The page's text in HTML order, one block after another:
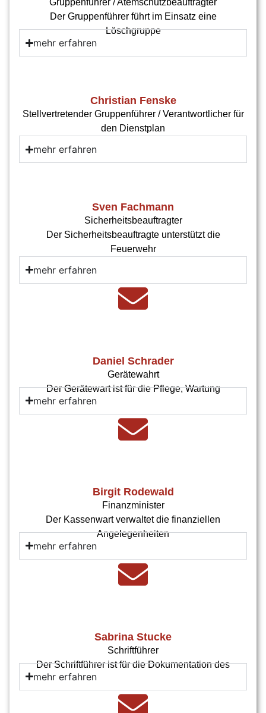
Gruppenführer / Atemschutzbeauftragter
Der Gruppenführer führt im Einsatz eine
Löschgruppe
mehr erfahren
Christian Fenske
Stellvertretender Gruppenführer / Verantwortlicher für
den Dienstplan
mehr erfahren
Sven Fachmann
Sicherheitsbeauftragter
Der Sicherheitsbeauftragte unterstützt die
Feuerwehr
mehr erfahren
Daniel Schrader
Gerätewahrt
Der Gerätewart ist für die Pflege, Wartung
mehr erfahren
Birgit Rodewald
Finanzminister
Der Kassenwart verwaltet die finanziellen
Angelegenheiten
mehr erfahren
Sabrina Stucke
Schriftführer
Der Schriftführer ist für die Dokumentation des
mehr erfahren